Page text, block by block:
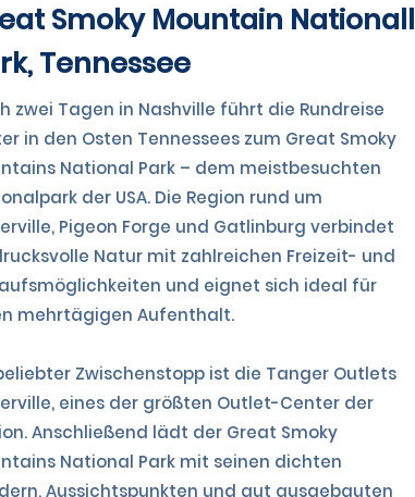
Smoky Mountain Nationall
Tennessee
zwei Tagen in Nashville führt die Rundreise
in den Osten Tennessees zum Great Smoky
National Park – dem meistbesuchten
der USA. Die Region rund um
Pigeon Forge und Gatlinburg verbindet
Natur mit zahlreichen Freizeit- und
und eignet sich ideal für
mehrtägigen Aufenthalt.
Zwischenstopp ist die Tanger Outlets
eines der größten Outlet-Center der
Anschließend lädt der Great Smoky
National Park mit seinen dichten
Aussichtspunkten und gut ausgebauten